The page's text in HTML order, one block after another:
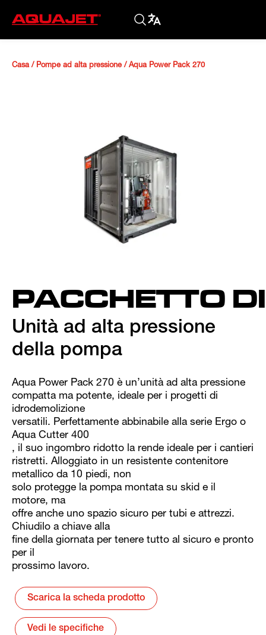
Casa/ Pompe ad alta pressione / Aqua Power Pack 270
PACCHETTO
Unità ad alta pressione
della pompa
Aqua Power Pack 270 è un’unità ad alta pressione
compatta ma potente, ideale per i progetti di
idrodemolizione
versatili. Perfettamente abbinabile alla serie Ergo o
Aqua Cutter 400
, il suo ingombro ridotto la rende ideale per i cantieri
ristretti. Alloggiato in un resistente contenitore
metallico da 10 piedi, non
solo protegge la pompa montata su skid e il
motore, ma
offre anche uno spazio sicuro per tubi e attrezzi.
Chiudilo a chiave alla
fine della giornata per tenere tutto al sicuro e pronto
per il
prossimo lavoro.
Scarica la scheda prodotto
Vedi le specifiche